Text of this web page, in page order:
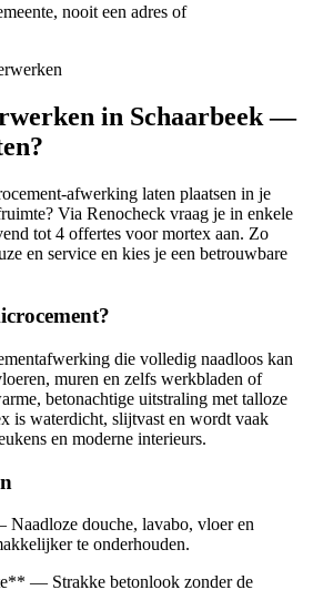
nooit een adres of
in Schaarbeek —
afwerking laten plaatsen in je
Via Renocheck vraag je in enkele
tot 4 offertes voor mortex aan. Zo
en service en kies je een betrouwbare
die volledig naadloos kan
muren en zelfs werkbladen of
betonachtige uitstraling met talloze
is waterdicht, slijtvast en wordt vaak
en moderne interieurs.
douche, lavabo, vloer en
te onderhouden.
— Strakke betonlook zonder de